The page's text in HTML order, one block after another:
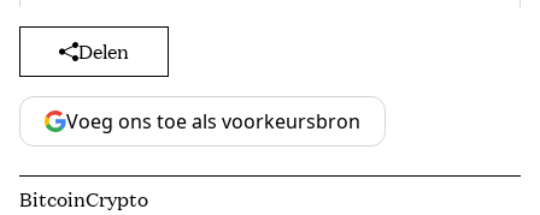
Delen
Voeg ons toe als voorkeursbron
BitcoinCrypto